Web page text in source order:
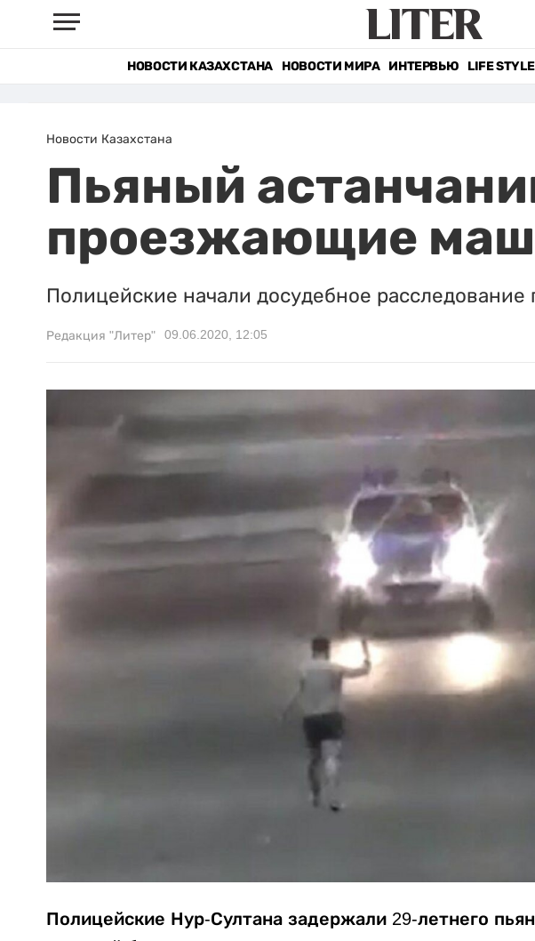
НОВОСТИ КАЗАХСТАНА НОВОСТИ МИРА ИНТЕРВЬЮ LIFE STYLE
Новости Казахстана
Пьяный
проезжающие
Полицейские начали досудебное расследование
Редакция "Литер" 09.06.2020, 12:05
Полицейские Нур-Султана задержали 29-летнего